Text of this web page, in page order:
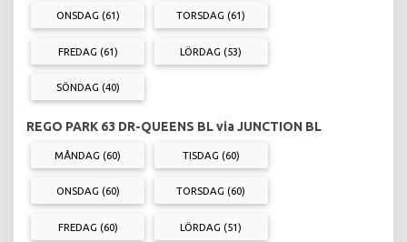
ONSDAG (61) TORSDAG (61)
FREDAG (61) LÖRDAG (53)
SÖNDAG (40)
REGO PARK 63 DR-QUEENS BL via JUNCTION BL
MÅNDAG (60) TISDAG (60)
ONSDAG (60) TORSDAG (60)
FREDAG (60) LÖRDAG (51)